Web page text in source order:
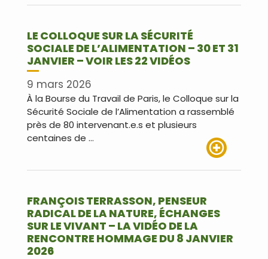
LE COLLOQUE SUR LA SÉCURITÉ
SOCIALE DE L’ALIMENTATION – 30 ET 31
JANVIER – VOIR LES 22 VIDÉOS
9 mars 2026
À la Bourse du Travail de Paris, le Colloque sur la
Sécurité Sociale de l’Alimentation a rassemblé
près de 80 intervenant.e.s et plusieurs
centaines de …
FRANÇOIS TERRASSON, PENSEUR
RADICAL DE LA NATURE, ÉCHANGES
SUR LE VIVANT – LA VIDÉO DE LA
RENCONTRE HOMMAGE DU 8 JANVIER
2026